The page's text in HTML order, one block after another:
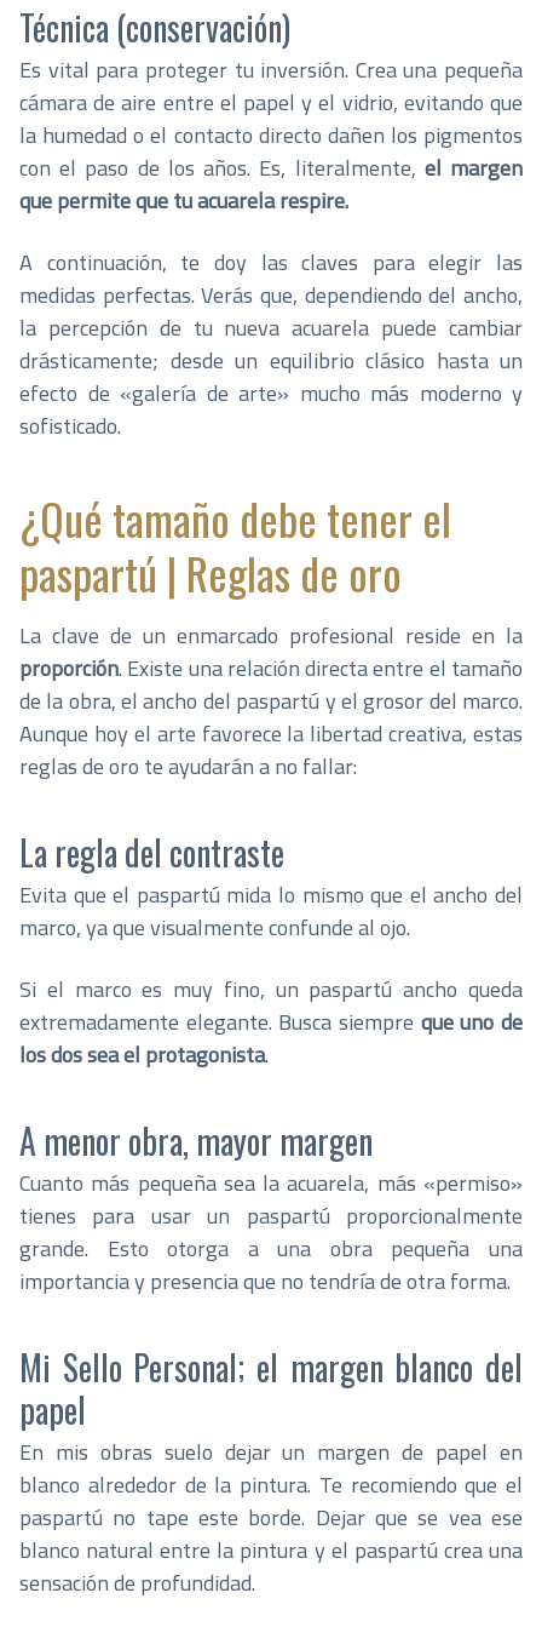
Técnica (conservación)
Es vital para proteger tu inversión. Crea una pequeña
cámara de aire entre el papel y el vidrio, evitando que
la humedad o el contacto directo dañen los pigmentos
con el paso de los años. Es, literalmente, el margen
que permite que tu acuarela respire.
A continuación, te doy las claves para elegir las
medidas perfectas. Verás que, dependiendo del ancho,
la percepción de tu nueva acuarela puede cambiar
drásticamente; desde un equilibrio clásico hasta un
efecto de «galería de arte» mucho más moderno y
sofisticado.
¿Qué tamaño debe tener el
paspartú | Reglas de oro
La clave de un enmarcado profesional reside en la
proporción. Existe una relación directa entre el tamaño
de la obra, el ancho del paspartú y el grosor del marco.
Aunque hoy el arte favorece la libertad creativa, estas
reglas de oro te ayudarán a no fallar:
La regla del contraste
Evita que el paspartú mida lo mismo que el ancho del
marco, ya que visualmente confunde al ojo.
Si el marco es muy fino, un paspartú ancho queda
extremadamente elegante. Busca siempre que uno de
los dos sea el protagonista.
A menor obra, mayor margen
Cuanto más pequeña sea la acuarela, más «permiso»
tienes para usar un paspartú proporcionalmente
grande. Esto otorga a una obra pequeña una
importancia y presencia que no tendría de otra forma.
Mi Sello Personal; el margen blanco del
papel
En mis obras suelo dejar un margen de papel en
blanco alrededor de la pintura. Te recomiendo que el
paspartú no tape este borde. Dejar que se vea ese
blanco natural entre la pintura y el paspartú crea una
sensación de profundidad.